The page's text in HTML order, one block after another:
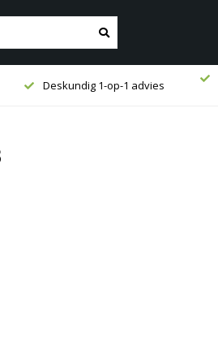
Deskundig 1-op-1 advies